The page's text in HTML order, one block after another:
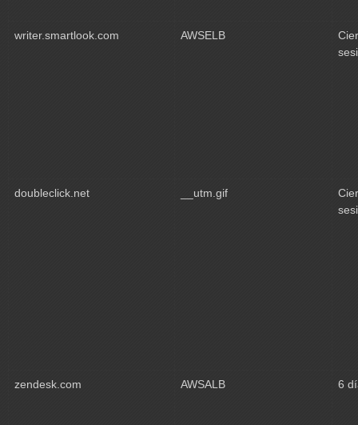
writer.smartlook.com AWSELB
doubleclick.net __utm.gif
zendesk.com AWSALB 6